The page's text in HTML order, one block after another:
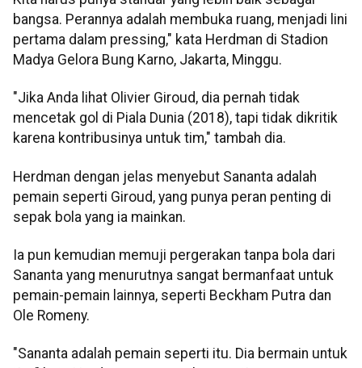
bangsa. Perannya adalah membuka ruang, menjadi lini
pertama dalam pressing," kata Herdman di Stadion
Madya Gelora Bung Karno, Jakarta, Minggu.
"Jika Anda lihat Olivier Giroud, dia pernah tidak
mencetak gol di Piala Dunia (2018), tapi tidak dikritik
karena kontribusinya untuk tim," tambah dia.
Herdman dengan jelas menyebut Sananta adalah
pemain seperti Giroud, yang punya peran penting di
sepak bola yang ia mainkan.
Ia pun kemudian memuji pergerakan tanpa bola dari
Sananta yang menurutnya sangat bermanfaat untuk
pemain-pemain lainnya, seperti Beckham Putra dan
Ole Romeny.
"Sananta adalah pemain seperti itu. Dia bermain untuk